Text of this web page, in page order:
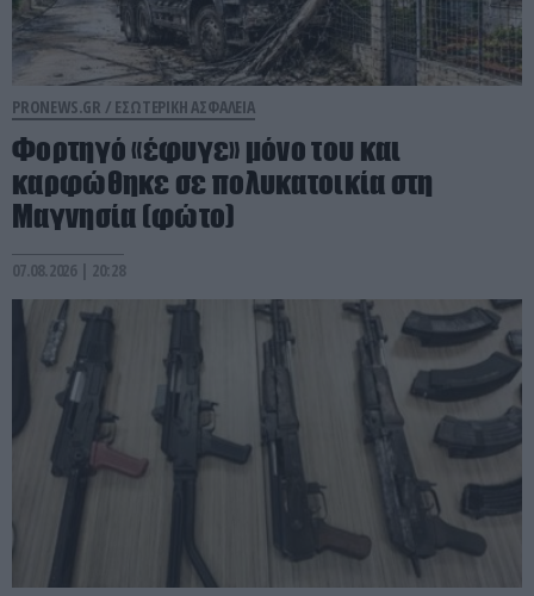
PRONEWS.GR / ΕΣΩΤΕΡΙΚΗ ΑΣΦΑΛΕΙΑ
Φορτηγό «έφυγε» μόνο του και
καρφώθηκε σε πολυκατοικία στη
Μαγνησία (φώτο)
07.08.2026 | 20:28